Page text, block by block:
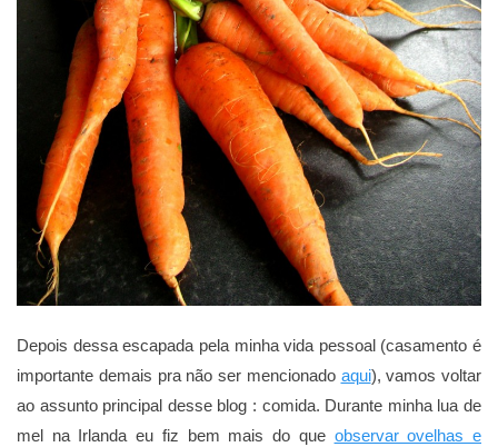
Depois dessa escapada pela minha vida pessoal (casamento é
importante demais pra não ser mencionado aqui), vamos voltar
ao assunto principal desse blog : comida. Durante minha lua de
mel na Irlanda eu fiz bem mais do que observar ovelhas e